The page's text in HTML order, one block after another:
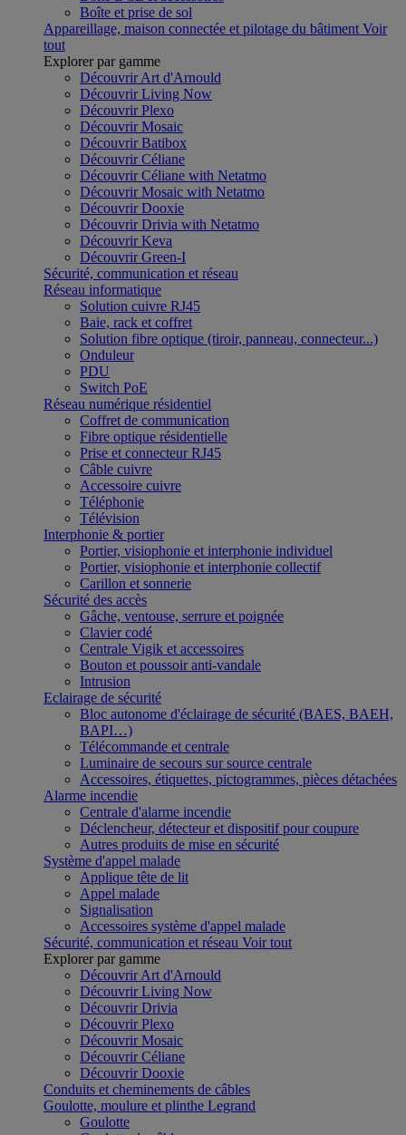
Boîte et prise de sol
Appareillage, maison connectée et pilotage du bâtiment Voir
tout
Explorer par gamme
Découvrir Art d'Arnould
Découvrir Living Now
Découvrir Plexo
Découvrir Mosaic
Découvrir Batibox
Découvrir Céliane
Découvrir Céliane with Netatmo
Découvrir Mosaic with Netatmo
Découvrir Dooxie
Découvrir Drivia with Netatmo
Découvrir Keva
Découvrir Green-I
Sécurité, communication et réseau
Réseau informatique
Solution cuivre RJ45
Baie, rack et coffret
Solution fibre optique (tiroir, panneau, connecteur...)
Onduleur
PDU
Switch PoE
Réseau numérique résidentiel
Coffret de communication
Fibre optique résidentielle
Prise et connecteur RJ45
Câble cuivre
Accessoire cuivre
Téléphonie
Télévision
Interphonie & portier
Portier, visiophonie et interphonie individuel
Portier, visiophonie et interphonie collectif
Carillon et sonnerie
Sécurité des accès
Gâche, ventouse, serrure et poignée
Clavier codé
Centrale Vigik et accessoires
Bouton et poussoir anti-vandale
Intrusion
Eclairage de sécurité
Bloc autonome d'éclairage de sécurité (BAES, BAEH,
BAPI…)
Télécommande et centrale
Luminaire de secours sur source centrale
Accessoires, étiquettes, pictogrammes, pièces détachées
Alarme incendie
Centrale d'alarme incendie
Déclencheur, détecteur et dispositif pour coupure
Autres produits de mise en sécurité
Système d'appel malade
Applique tête de lit
Appel malade
Signalisation
Accessoires système d'appel malade
Sécurité, communication et réseau Voir tout
Explorer par gamme
Découvrir Art d'Arnould
Découvrir Living Now
Découvrir Drivia
Découvrir Plexo
Découvrir Mosaic
Découvrir Céliane
Découvrir Dooxie
Conduits et cheminements de câbles
Goulotte, moulure et plinthe Legrand
Goulotte